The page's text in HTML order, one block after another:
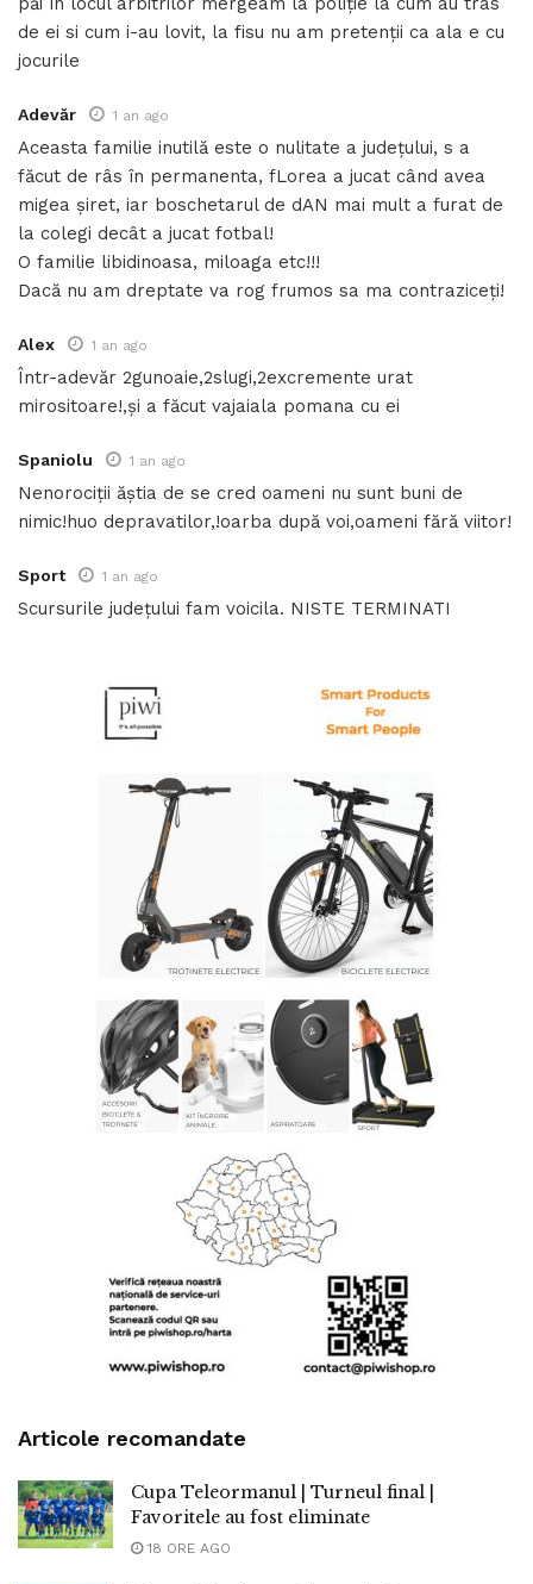
de ei si cum i-au lovit, la fisu nu am pretenții ca ala e cu
jocurile
Adevăr 1 an ago
Aceasta familie inutilă este o nulitate a județului, s a
făcut de râs în permanenta, fLorea a jucat când avea
migea șiret, iar boschetarul de dAN mai mult a furat de
la colegi decât a jucat fotbal!
O familie libidinoasa, miloaga etc!!!
Dacă nu am dreptate va rog frumos sa ma contraziceți!
Alex 1 an ago
Într-adevăr 2gunoaie,2slugi,2excremente urat
mirositoare!,și a făcut vajaiala pomana cu ei
Spaniolu 1 an ago
Nenorociții ăștia de se cred oameni nu sunt buni de
nimic!huo depravatilor,!oarba după voi,oameni fără viitor!
Sport 1 an ago
Scursurile județului fam voicila. NISTE TERMINATI
Articole recomandate
Cupa Teleormanul | Turneul final |
Favoritele au fost eliminate
18 ORE AGO